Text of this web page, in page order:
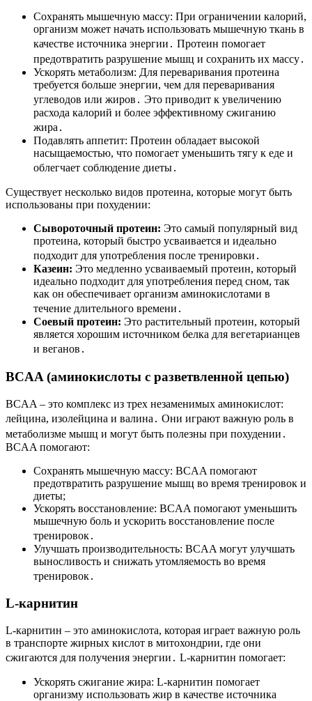
Сохранять мышечную массу: При ограничении калорий,
организм может начать использовать мышечную ткань в
качестве источника энергии․ Протеин помогает
предотвратить разрушение мышц и сохранить их массу․
Ускорять метаболизм: Для переваривания протеина
требуется больше энергии, чем для переваривания
углеводов или жиров․ Это приводит к увеличению
расхода калорий и более эффективному сжиганию
жира․
Подавлять аппетит: Протеин обладает высокой
насыщаемостью, что помогает уменьшить тягу к еде и
облегчает соблюдение диеты․
Существует несколько видов протеина, которые могут быть
использованы при похудении:
Сывороточный протеин: Это самый популярный вид
протеина, который быстро усваивается и идеально
подходит для употребления после тренировки․
Казеин: Это медленно усваиваемый протеин, который
идеально подходит для употребления перед сном, так
как он обеспечивает организм аминокислотами в
течение длительного времени․
Соевый протеин: Это растительный протеин, который
является хорошим источником белка для вегетарианцев
и веганов․
BCAA (аминокислоты с разветвленной цепью)
BCAA – это комплекс из трех незаменимых аминокислот:
лейцина, изолейцина и валина․ Они играют важную роль в
метаболизме мышц и могут быть полезны при похудении․
BCAA помогают:
Сохранять мышечную массу: BCAA помогают
предотвратить разрушение мышц во время тренировок и
диеты;
Ускорять восстановление: BCAA помогают уменьшить
мышечную боль и ускорить восстановление после
тренировок․
Улучшать производительность: BCAA могут улучшать
выносливость и снижать утомляемость во время
тренировок․
L-карнитин
L-карнитин – это аминокислота, которая играет важную роль
в транспорте жирных кислот в митохондрии, где они
сжигаются для получения энергии․ L-карнитин помогает:
Ускорять сжигание жира: L-карнитин помогает
организму использовать жир в качестве источника